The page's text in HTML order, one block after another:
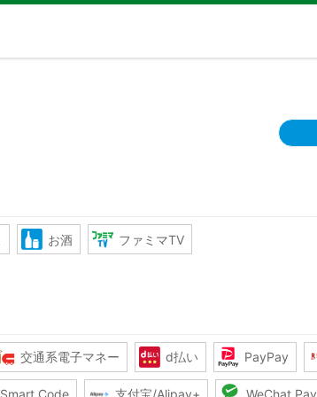
お酒 ファミマTV
交通系電子マネー d払い PayPay